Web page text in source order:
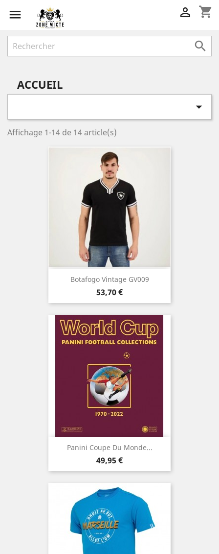
 shopping_cart


ACCUEIL

Affichage 1-14 de 14 article(s)
Botafogo Vintage GV009
Prix
53,70 €
Panini Coupe Du Monde...
Prix
49,95 €